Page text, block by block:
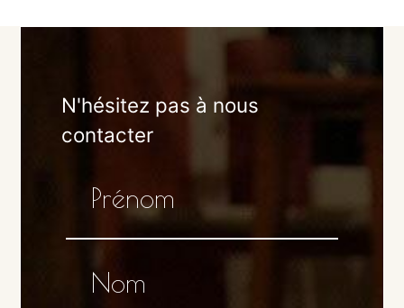
N'hésitez pas à nous
contacter